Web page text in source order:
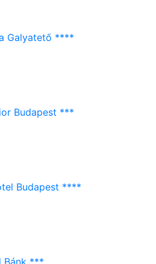
Galyatető ****
Budapest ***
Budapest ****